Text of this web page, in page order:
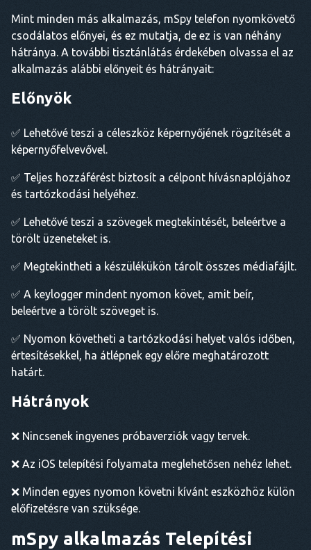
Mint minden más alkalmazás, mSpy telefon nyomkövető
csodálatos előnyei, és ez mutatja, de ez is van néhány
hátránya. A további tisztánlátás érdekében olvassa el az
alkalmazás alábbi előnyeit és hátrányait:
Előnyök
✅ Lehetővé teszi a céleszköz képernyőjének rögzítését a
képernyőfelvevővel.
✅ Teljes hozzáférést biztosít a célpont hívásnaplójához
és tartózkodási helyéhez.
✅ Lehetővé teszi a szövegek megtekintését, beleértve a
törölt üzeneteket is.
✅ Megtekintheti a készülékükön tárolt összes médiafájlt.
✅ A keylogger mindent nyomon követ, amit beír,
beleértve a törölt szöveget is.
✅ Nyomon követheti a tartózkodási helyet valós időben,
értesítésekkel, ha átlépnek egy előre meghatározott
határt.
Hátrányok
❌ Nincsenek ingyenes próbaverziók vagy tervek.
❌ Az iOS telepítési folyamata meglehetősen nehéz lehet.
❌ Minden egyes nyomon követni kívánt eszközhöz külön
előfizetésre van szüksége.
mSpy alkalmazás Telepítési